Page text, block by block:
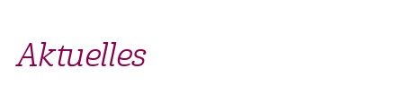
Aktuelles